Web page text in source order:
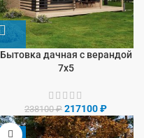
Бытовка дачная с верандой
7х5
238100₽ 217100₽
-9%